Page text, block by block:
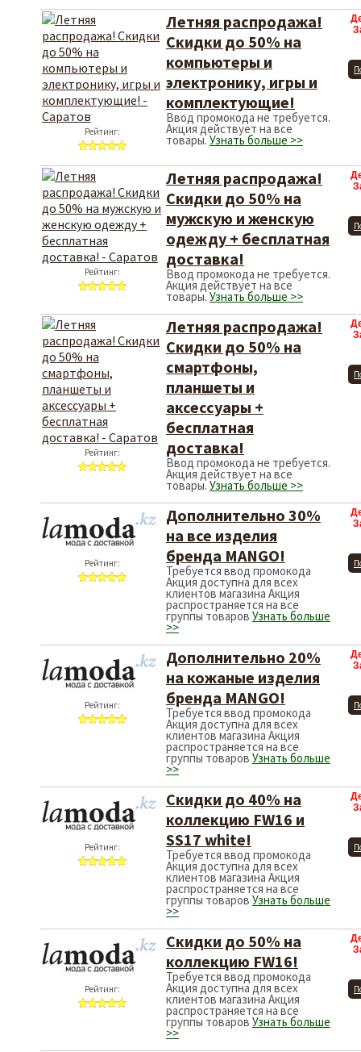
Рейтинг:
Летняя распродажа!
Скидки до 50% на
компьютеры и
электронику, игры и
комплектующие!
Ввод промокода не требуется.
Акция действует на все
товары. Узнать больше >>
Рейтинг:
Летняя распродажа!
Скидки до 50% на
мужскую и женскую
одежду + бесплатная
доставка!
Ввод промокода не требуется.
Акция действует на все
товары. Узнать больше >>
Рейтинг:
Летняя распродажа!
Скидки до 50% на
смартфоны,
планшеты и
аксессуары +
бесплатная
доставка!
Ввод промокода не требуется.
Акция действует на все
товары. Узнать больше >>
Рейтинг:
Дополнительно 30%
на все изделия
бренда MANGO!
Требуется ввод промокода
Акция доступна для всех
клиентов магазина Акция
распространяется на все
группы товаров Узнать больше
>>
Рейтинг:
Дополнительно 20%
на кожаные изделия
бренда MANGO!
Требуется ввод промокода
Акция доступна для всех
клиентов магазина Акция
распространяется на все
группы товаров Узнать больше
>>
Рейтинг:
Скидки до 40% на
коллекцию FW16 и
SS17 white!
Требуется ввод промокода
Акция доступна для всех
клиентов магазина Акция
распространяется на все
группы товаров Узнать больше
>>
Рейтинг:
Скидки до 50% на
коллекцию FW16!
Требуется ввод промокода
Акция доступна для всех
клиентов магазина Акция
распространяется на все
группы товаров Узнать больше
>>